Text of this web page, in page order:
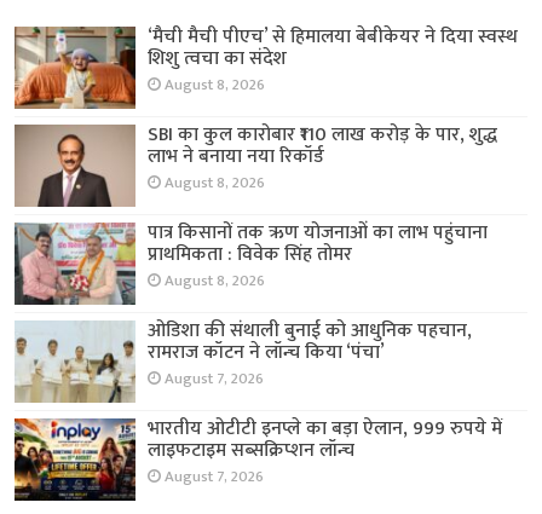
‘मैची मैची पीएच’ से हिमालया बेबीकेयर ने दिया स्वस्थ
शिशु त्वचा का संदेश
August 8, 2026
SBI का कुल कारोबार ₹110 लाख करोड़ के पार, शुद्ध
लाभ ने बनाया नया रिकॉर्ड
August 8, 2026
पात्र किसानों तक ऋण योजनाओं का लाभ पहुंचाना
प्राथमिकता : विवेक सिंह तोमर
August 8, 2026
ओडिशा की संथाली बुनाई को आधुनिक पहचान,
रामराज कॉटन ने लॉन्च किया ‘पंचा’
August 7, 2026
भारतीय ओटीटी इनप्ले का बड़ा ऐलान, 999 रुपये में
लाइफटाइम सब्सक्रिप्शन लॉन्च
August 7, 2026